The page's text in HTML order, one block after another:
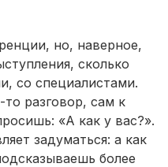
но, наверное,
сколько
со специалистами.
разговор, сам к
«А как у вас?».
задуматься: а как
более